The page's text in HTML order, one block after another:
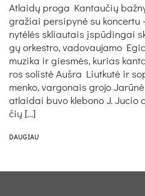
At­lai­dų pro­ga Kan­tau­čių
gra­žiai per­si­py­nė su
ny­tė­lės skliau­tais įspū­din­gai
gų or­kest­ro, va­do­vau­ja­mo
mu­zi­ka ir gies­mės, ku­rias
ros so­lis­tė Auš­ra Liut­ku­tė ir
men­ko, var­go­nais gro­jo
at­lai­dai bu­vo kle­bo­no J.
čių […]
DAUGIAU